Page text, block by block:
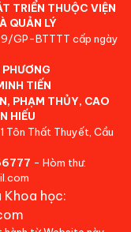
TRIỂN THUỘC VIỆN
QUẢN LÝ
GP-BTTTT cấp ngày
TIẾN
PHẠM THỦY, CAO
HIẾU
Tôn Thất Thuyết, Cầu
- Hòm thư:
Khoa học: